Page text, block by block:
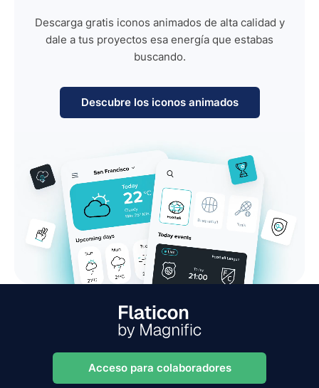
Descarga gratis iconos animados de alta calidad y
dale a tus proyectos esa energía que estabas
buscando.
Descubre los iconos animados
Acceso para colaboradores